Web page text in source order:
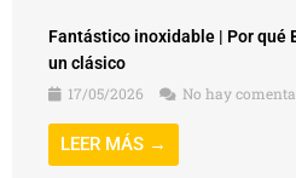
Fantástico inoxidable | Por qué
un clásico
17/05/2026
No hay
LEER MÁS →